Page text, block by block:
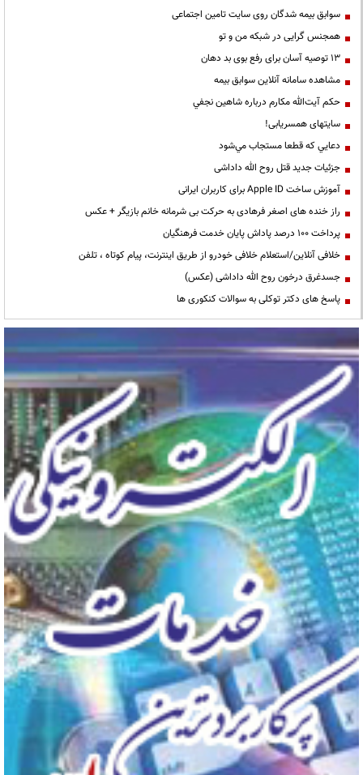
سوابق بیمه شدگان روی سایت تامین اجتماعی
همجنس گرایی در شبکه من و تو
13 توصیه آسان برای رفع بوی بد دهان
مشاهده سامانه آنلاين سوابق بیمه
حكم آيت‌الله مكارم درباره شاهين نجفي
سایتهای همسریابی!
دعايي كه قطعا مستجاب مي‌شود
جزئیات جدید قتل روح الله داداشی
آموزش ساخت Apple ID برای کاربران ایرانی
راز خنده های اصغر فرهادی به حرکت بی شرمانه خانم بازیگر + عکس
پرداخت ۱۰۰ درصد پاداش پایان خدمت فرهنگیان
خلافی آنلاین/استعلام خلافی خودرو از طریق اینترنت، پیام کوتاه ، تلفن
جسدغرق درخون روح الله داداشی (عکس)
پاسخ های دکتر توکلی به سوالات کنکوری ها